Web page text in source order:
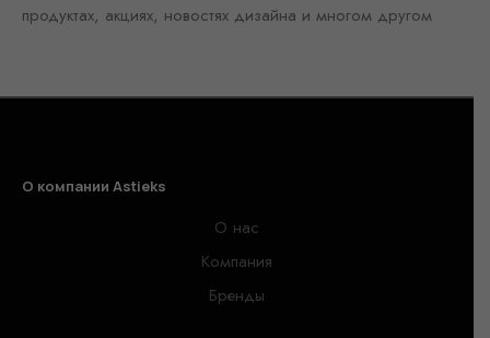
продуктах, акциях, новостях дизайна и многом другом
О компании Astieks
О нас
Компания
Бренды